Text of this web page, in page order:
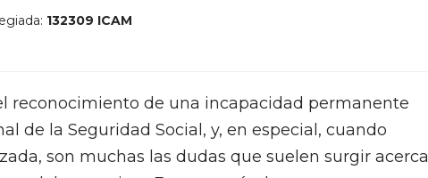
132309 ICAM
reconocimiento de una incapacidad permanente
de la Seguridad Social, y, en especial, cuando
son muchas las dudas que suelen surgir acerca